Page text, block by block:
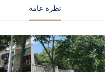
نظرة عامة